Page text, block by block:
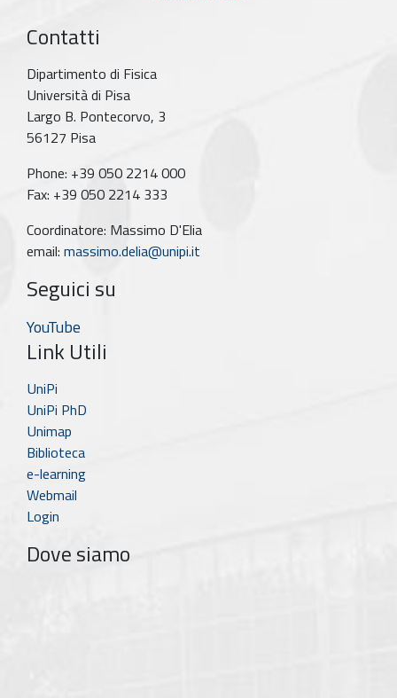
Contatti
Dipartimento di Fisica
Università di Pisa
Largo B. Pontecorvo, 3
56127 Pisa
Phone: +39 050 2214 000
Fax: +39 050 2214 333
Coordinatore: Massimo D'Elia
email: massimo.delia@unipi.it
Seguici su
YouTube
Link Utili
UniPi
UniPi PhD
Unimap
Biblioteca
e-learning
Webmail
Login
Dove siamo